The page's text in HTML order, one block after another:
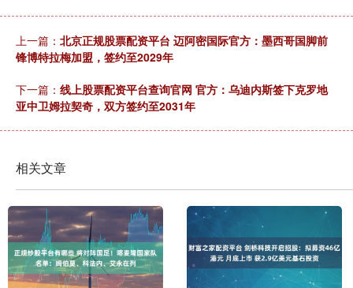
上一篇： 北京正规股票配资平台 迈阿密国际官方：墨西哥国脚前
锋博特拉梅加盟，签约至2029年
下一篇： 线上股票配资平台查询官网 官方：乌迪内斯签下克罗地
亚中卫姆拉契奇，双方签约至2031年
相关文章